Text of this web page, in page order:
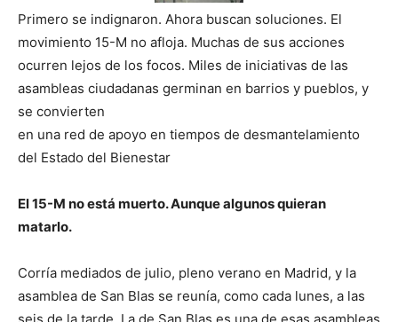
Primero se indignaron. Ahora buscan soluciones. El
movimiento 15-M no afloja. Muchas de sus acciones
ocurren lejos de los focos. Miles de iniciativas de las
asambleas ciudadanas germinan en barrios y pueblos, y
se convierten
en una red de apoyo en tiempos de desmantelamiento
del Estado del Bienestar
El 15-M no está muerto. Aunque algunos quieran
matarlo.
Corría mediados de julio, pleno verano en Madrid, y la
asamblea de San Blas se reunía, como cada lunes, a las